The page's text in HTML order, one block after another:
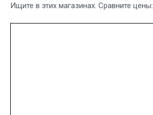
Ищите в этих магазинах. Сравните цены: